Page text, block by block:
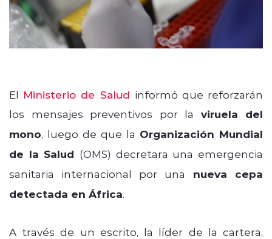
El Ministerio de Salud informó que reforzarán
los mensajes preventivos por la viruela del
mono, luego de que la Organización Mundial
de la Salud (OMS) decretara una emergencia
sanitaria internacional por una
nueva cepa
detectada en África.
A través de un escrito, la líder de la cartera,